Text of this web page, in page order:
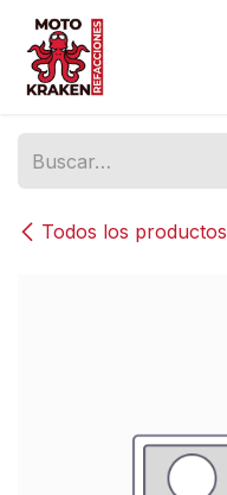
Ir al contenido
Todos los productos